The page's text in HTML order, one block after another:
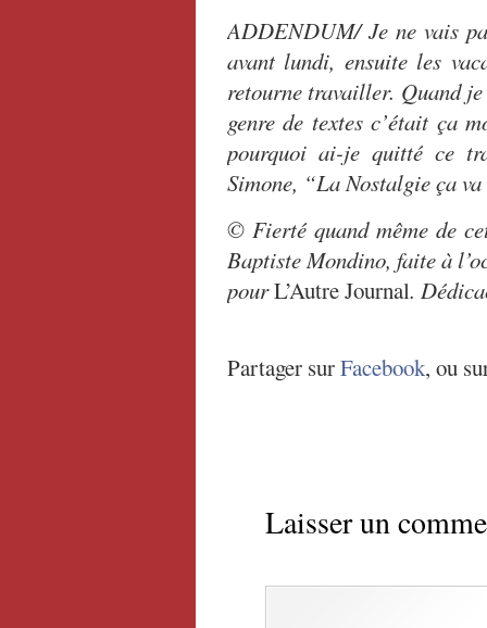
ADDENDUM/ Je ne vais
avant lundi, ensuite les
retourne travailler. Quand je
genre de textes c’était ça
pourquoi ai-je quitté ce
Simone, “La Nostalgie ça
© Fierté quand même de
Baptiste Mondino, faite à
pourL’Autre Journal.
Partager surFacebook, ou
Laisser un